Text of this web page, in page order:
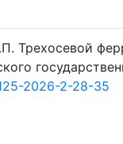
Трехосевой
2026-2-28-35